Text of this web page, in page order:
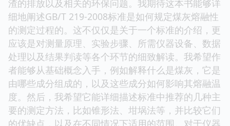
渣的排放以及相关的环保问题。我期待这本书能够详
细地阐述GB/T 219-2008标准是如何规定煤灰熔融性
的测定过程的。这不仅仅是关于一个标准的介绍，更
应该是对测量原理、实验步骤、所需仪器设备、数据
处理以及结果判读等各个环节的细致解读。我希望作
者能够从基础概念入手，例如解释什么是煤灰，它是
由哪些成分组成的，以及这些成分如何影响其熔融温
度。然后，我希望它能详细描述标准中推荐的几种主
要的测定方法，比如锥形法、坩埚法等，并比较它们
的优缺点，以及在不同情况下适用的范围。对于仪器